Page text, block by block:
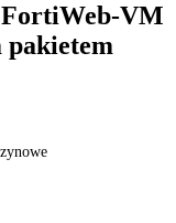
VM
pakietem